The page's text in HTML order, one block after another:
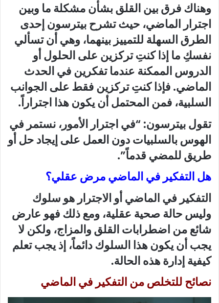
وهناك فرق بين القلق بشأن مشكلة ما وبين
اجترار الماضي، حيث تشرح بيترسون إحدى
الطرق السهلة للتمييز بينهما، وهي أن تسألي
نفسكِ ما إذا كنتِ تركزين على الحلول أو
الدروس الممكنة عندما تفكرين في الحدث
الماضي. فإذا كنتِ تركزين فقط على الجوانب
السلبية، فمن المحتمل أن يكون هذا اجتراراً.
تقول بيترسون: “في اجترار الأمور، نستمر في
الهوس بالسلبيات دون العمل على إيجاد حل أو
طريق للمضي قدماً”.
هل التفكير في الماضي مرض عقلي؟
التفكير في الماضي أو الاجترار هو سلوك
وليس حالة صحية عقلية، ومع ذلك فهو عارض
شائع من اضطرابات القلق والمزاج، ولكن لا
يجب أن يكون هذا السلوك دائماً، إذ يجب تعلم
كيفية إدارة هذه الحالة.
نصائح للتخلص من التفكير في الماضي